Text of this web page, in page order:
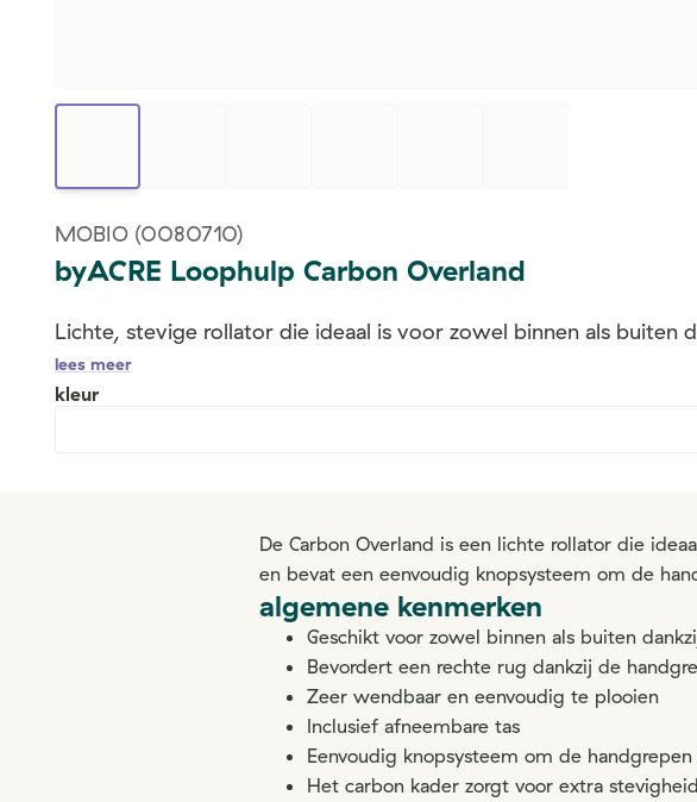
MOBIO (0080710)
byACRE Loophulp Carbon Overland
Lichte, stevige rollator die ideaal is voor zowel binnen als buiten
lees meer
kleur
De Carbon Overland is een lichte rollator die
en bevat een eenvoudig knopsysteem om de
algemene kenmerken
Geschikt voor zowel binnen als buiten
Bevordert een rechte rug dankzij de
Zeer wendbaar en eenvoudig te plooien
Inclusief afneembare tas
Eenvoudig knopsysteem om de
Het carbon kader zorgt voor extra stevigheid